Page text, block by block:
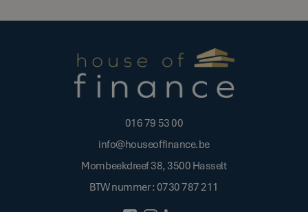
016 79 53 00
info@houseoffinance.be
Mombeekdreef 38, 3500 Hasselt
BTW nummer : 0730 787 211